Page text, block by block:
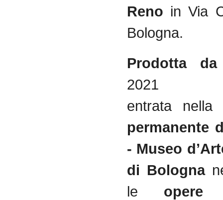
Reno in Via
Bologna.
Prodotta
entrata nella
permanente
- Museo
di Bologna
le